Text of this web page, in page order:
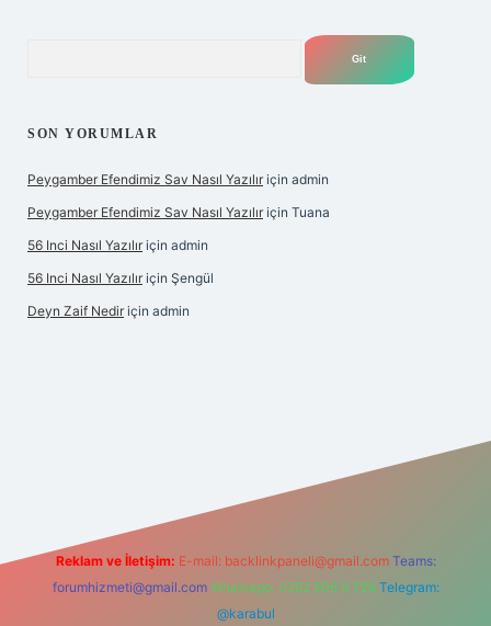
SON YORUMLAR
Peygamber Efendimiz Sav Nasıl Yazılır için admin
Peygamber Efendimiz Sav Nasıl Yazılır için Tuana
56 Inci Nasıl Yazılır için admin
56 Inci Nasıl Yazılır için Şengül
Deyn Zaif Nedir için admin
Reklam ve İletişim: E-mail: backlinkpaneli@gmail.com Teams:
forumhizmeti@gmail.com Whatsapp: 0262 606 0 726 Telegram:
@karabul